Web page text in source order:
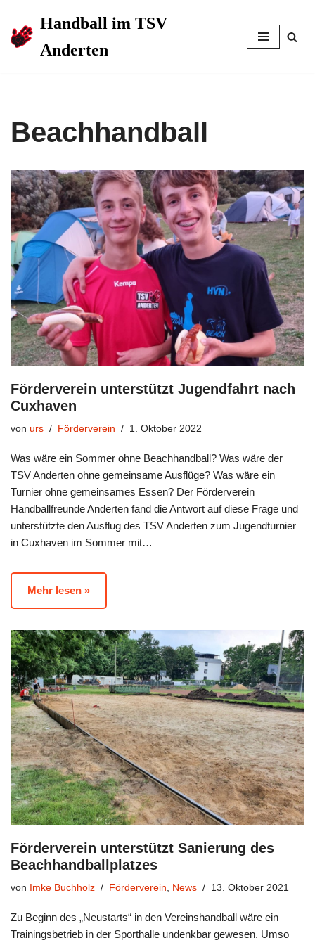
Zum
Handball im TSV
Anderten
Beachhandball
Förderverein unterstützt Jugendfahrt nach
Cuxhaven
von urs Förderverein 1. Oktober 2022
Was wäre ein Sommer ohne Beachhandball? Was wäre der
TSV Anderten ohne gemeinsame Ausflüge? Was wäre ein
Turnier ohne gemeinsames Essen? Der Förderverein
Handballfreunde Anderten fand die Antwort auf diese Frage und
unterstützte den Ausflug des TSV Anderten zum Jugendturnier
in Cuxhaven im Sommer mit…
Mehr lesen »
Förderverein unterstützt Sanierung des
Beachhandballplatzes
von Imke Buchholz Förderverein, News 13. Oktober 2021
Zu Beginn des „Neustarts“ in den Vereinshandball wäre ein
Trainingsbetrieb in der Sporthalle undenkbar gewesen. Umso